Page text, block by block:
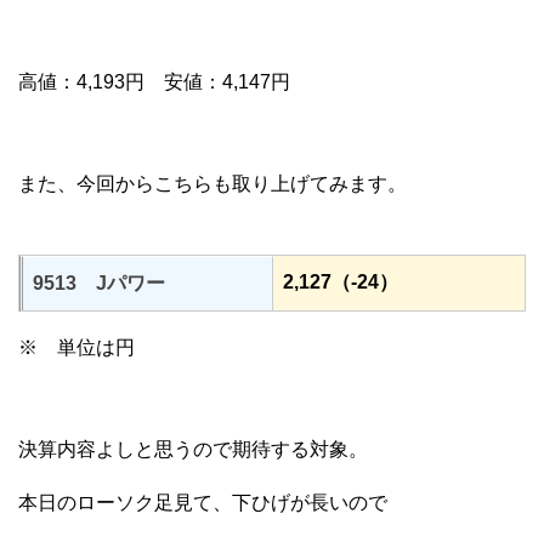
高値：4,193円 安値：4,147円
また、今回からこちらも取り上げてみます。
9513 Jパワー 2,127（-24）
※ 単位は円
決算内容よしと思うので期待する対象。
本日のローソク足見て、下ひげが長いので